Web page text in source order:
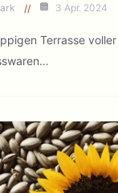
3 Apr. 2024
Terrasse